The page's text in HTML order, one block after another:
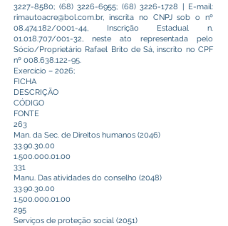
3227-8580; (68) 3226-6955; (68) 3226-1728 | E-mail:
rimautoacre@bol.com.br, inscrita no CNPJ sob o nº
08.474.182/0001-44, Inscrição Estadual n.
01.018.707/001-32, neste ato representada pelo
Sócio/Proprietário Rafael Brito de Sá, inscrito no CPF
nº 008.638.122-95.
Exercício – 2026;
FICHA
DESCRIÇÃO
CÓDIGO
FONTE
263
Man. da Sec. de Direitos humanos (2046)
33.90.30.00
1.500.000.01.00
331
Manu. Das atividades do conselho (2048)
33.90.30.00
1.500.000.01.00
295
Serviços de proteção social (2051)